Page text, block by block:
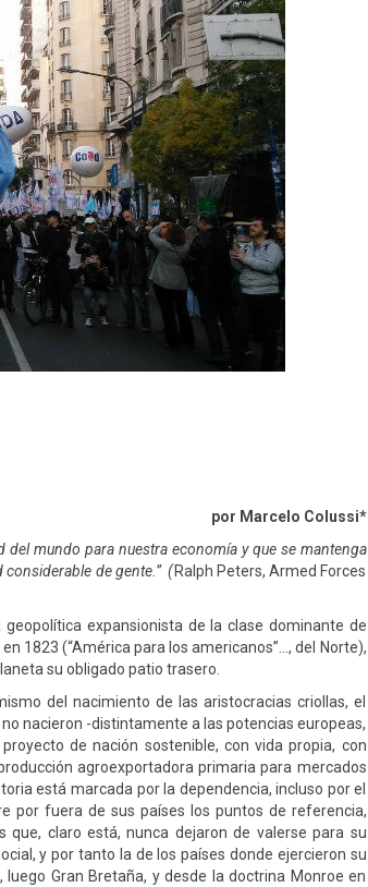
por Marcelo Colussi*
mundo para nuestra economía y que se mantenga
considerable de gente.” (Ralph Peters, Armed Forces
geopolítica expansionista de la clase dominante de
1823 (“América para los americanos”…, del Norte),
su obligado patio trasero.
del nacimiento de las aristocracias criollas, el
nacieron -distintamente a las potencias europeas,
de nación sostenible, con vida propia, con
agroexportadora primaria para mercados
está marcada por la dependencia, incluso por el
por fuera de sus países los puntos de referencia,
que, claro está, nunca dejaron de valerse para su
y por tanto la de los países donde ejercieron su
Gran Bretaña, y desde la doctrina Monroe en